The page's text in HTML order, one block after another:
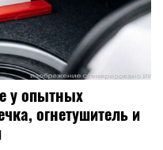
у опытных
огнетушитель и